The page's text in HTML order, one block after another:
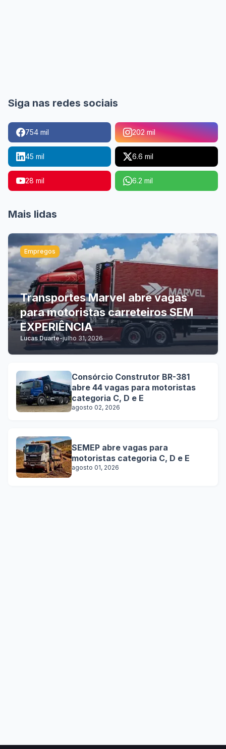
Siga nas redes sociais
754 mil 202 mil
45 mil 6.6 mil
28 mil 6.2 mil
Mais lidas
Empregos
Transportes Marvel abre vagas
para motoristas carreteiros SEM
EXPERIÊNCIA
Lucas Duarte-julho 31, 2026
Consórcio Construtor BR-381
abre 44 vagas para motoristas
categoria C, D e E
agosto 02, 2026
SEMEP abre vagas para
motoristas categoria C, D e E
agosto 01, 2026